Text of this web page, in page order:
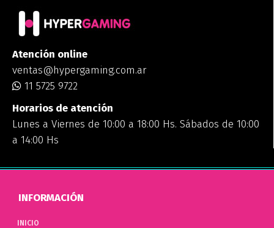
Atención online
ventas@hypergaming.com.ar
11 5725 9722
Horarios de atención
Lunes a Viernes de 10:00 a 18:00 Hs. Sábados de 10:00
a 14:00 Hs
INFORMACIÓN
INICIO